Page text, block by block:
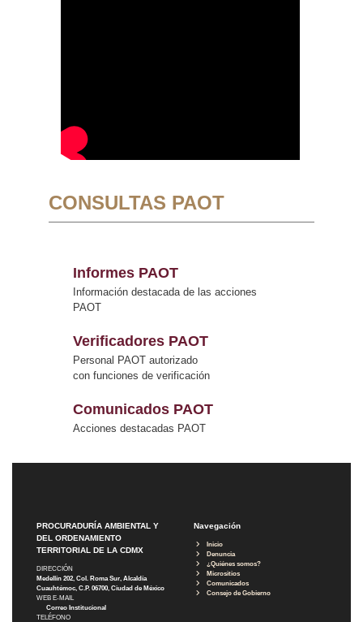
CONSULTAS PAOT
Informes PAOT
Información destacada de las acciones
PAOT
Verificadores PAOT
Personal PAOT autorizado
con funciones de verificación
Comunicados PAOT
Acciones destacadas PAOT
PROCURADURÍA AMBIENTAL Y
DEL ORDENAMIENTO
TERRITORIAL DE LA CDMX
DIRECCIÓN
Medellín 202, Col. Roma Sur, Alcaldía
Cuauhtémoc, C.P. 06700, Ciudad de México
WEB E-MAIL
Correo Institucional
TELÉFONO
Navegación
Inicio
Denuncia
¿Quiénes somos?
Micrositios
Comunicados
Consejo de Gobierno